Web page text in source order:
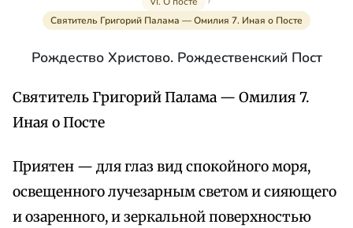
Святитель Григорий Палама — Омилия 7. Иная о Посте
Рождество Христово. Рождественский Пост
Святитель Григорий Палама — Омилия 7.
Иная о Посте
Приятен — для глаз вид спокойного моря,
освещенного лучезарным светом и сияющего
и озаренного, и зеркальной поверхностью